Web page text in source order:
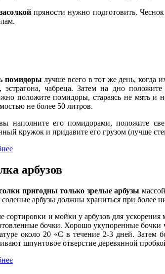
пряности нужно подготовить.
помидоры лучше всего в тот же день, когда
эстрагона, чабреца. Затем на дно
положите помидоры, стараясь не мять и
не более 50 литров.
наполните его помидорами, положите
кружок и придавите его грузом (лучше
арбузов
пригодны только зрелые арбузы
соленые арбузы должны храниться при более
сортировки и мойки у арбузов для
бочки. Хорошо укупоренные бочки
около 20 «С в течение 2-3 дней. Затем
шпунтовое отверстие деревянной